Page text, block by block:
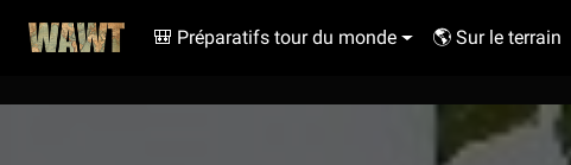
🎒 Préparatifs tour du monde 🌎 Sur le terrain